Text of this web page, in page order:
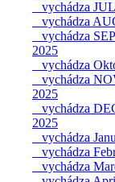
vychádza
vychádza
vychádza
2025
vychádza
vychádza
2025
vychádza
2025
vychádza
vychádza
vychádza